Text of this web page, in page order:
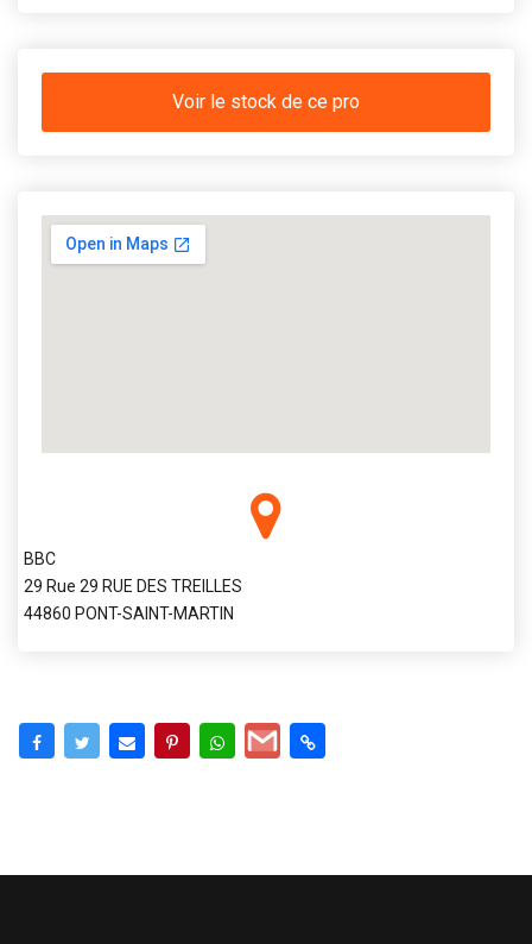
Voir le stock de ce pro
BBC
29 Rue 29 RUE DES TREILLES
44860 PONT-SAINT-MARTIN